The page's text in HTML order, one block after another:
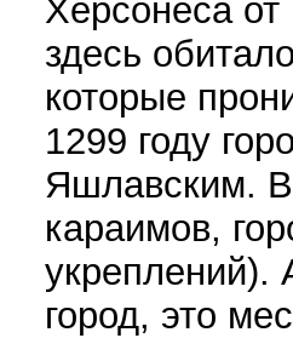
Херсонеса от
здесь
которые
1299 году
Яшлавским. В
караимов,
укреплений).
город, это